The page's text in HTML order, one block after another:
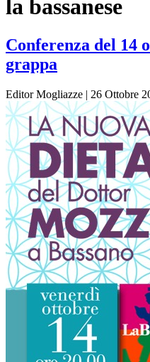
la bassanese
Conferenza del 14
grappa
Editor Mogliazze | 26 Ottobre